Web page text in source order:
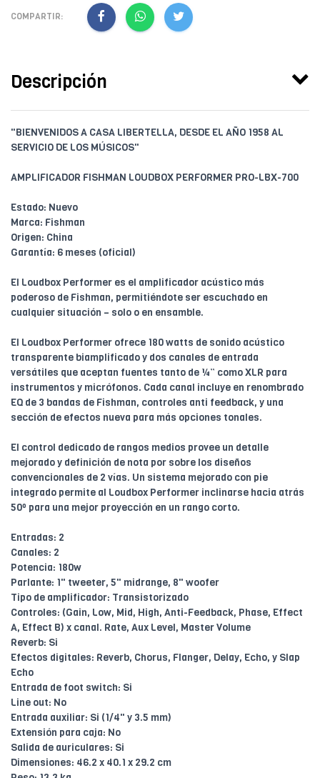
COMPARTIR:
Descripción
"BIENVENIDOS A CASA LIBERTELLA, DESDE EL AÑO 1958 AL
SERVICIO DE LOS MÚSICOS"
AMPLIFICADOR FISHMAN LOUDBOX PERFORMER PRO-LBX-700
Estado: Nuevo
Marca: Fishman
Origen: China
Garantía: 6 meses (oficial)
El Loudbox Performer es el amplificador acústico más
poderoso de Fishman, permitiéndote ser escuchado en
cualquier situación – solo o en ensamble.
El Loudbox Performer ofrece 180 watts de sonido acústico
transparente biamplificado y dos canales de entrada
versátiles que aceptan fuentes tanto de ¼” como XLR para
instrumentos y micrófonos. Cada canal incluye en renombrado
EQ de 3 bandas de Fishman, controles anti feedback, y una
sección de efectos nueva para más opciones tonales.
El control dedicado de rangos medios provee un detalle
mejorado y definición de nota por sobre los diseños
convencionales de 2 vías. Un sistema mejorado con pie
integrado permite al Loudbox Performer inclinarse hacia atrás
50º para una mejor proyección en un rango corto.
Entradas: 2
Canales: 2
Potencia: 180w
Parlante: 1" tweeter, 5" midrange, 8" woofer
Tipo de amplificador: Transistorizado
Controles: (Gain, Low, Mid, High, Anti-Feedback, Phase, Effect
A, Effect B) x canal. Rate, Aux Level, Master Volume
Reverb: Si
Efectos digitales: Reverb, Chorus, Flanger, Delay, Echo, y Slap
Echo
Entrada de foot switch: Si
Line out: No
Entrada auxiliar: Si (1/4" y 3.5 mm)
Extensión para caja: No
Salida de auriculares: Si
Dimensiones: 46.2 x 40.1 x 29.2 cm